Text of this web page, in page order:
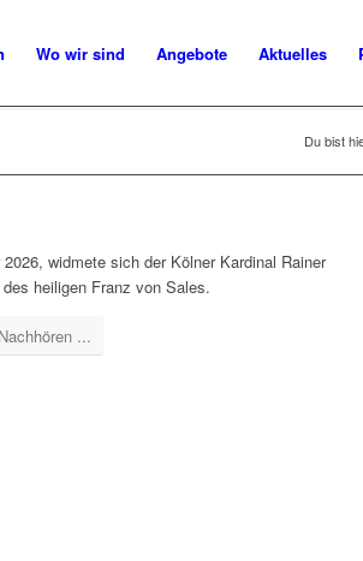
Wo wir sind Angebote Aktuelles
Du bist
widmete sich der Kölner Kardinal Rainer
heiligen Franz von Sales.
...